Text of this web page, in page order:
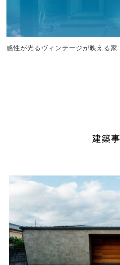
感性が光るヴィンテージが映える家
中庭が光と暮らしをつなぐ、
和の趣が迎える洗練された平屋
光をデザインしたホテルライクな邸宅
感性が光るヴィンテージが映える家
建築